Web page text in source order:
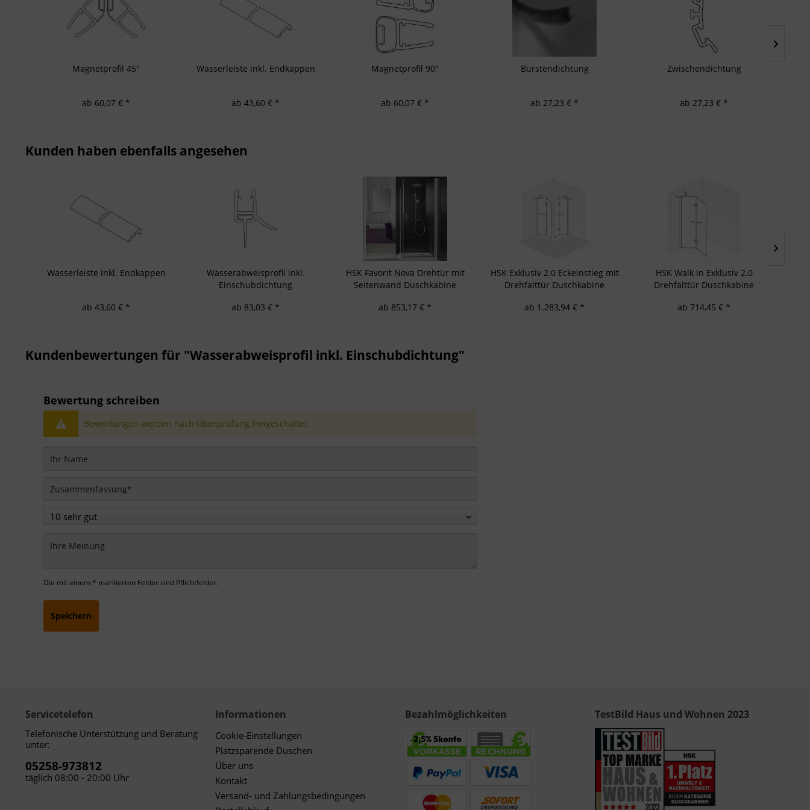
Magnetprofil 45°
ab 60,07 € *
Wasserleiste inkl. Endkappen
ab 43,60 € *
Magnetprofil 90°
ab 60,07 € *
Bürstendichtung
ab 27,23 € *
Zwischendichtung
ab 27,23 € *
Kunden haben ebenfalls angesehen
Wasserleiste inkl. Endkappen
ab 43,60 € *
Wasserabweisprofil inkl.
Einschubdichtung
ab 83,03 € *
HSK Favorit Nova Drehtür mit
Seitenwand Duschkabine
ab 853,17 € *
HSK Exklusiv 2.0 Eckeinstieg mit
Drehfalttür Duschkabine
ab 1.283,94 € *
HSK Walk In Exklusiv 2.0
Drehfalttür Duschkabine
ab 714,45 € *
Kundenbewertungen für "Wasserabweisprofil inkl. Einschubdichtung"
Bewertung schreiben
Bewertungen werden nach Überprüfung freigeschaltet.
Die mit einem * markierten Felder sind Pflichtfelder.
Speichern
Servicetelefon
Telefonische Unterstützung und Beratung
unter:
05258-973812
täglich 08:00 - 20:00 Uhr
Informationen
Cookie-Einstellungen
Platzsparende Duschen
Über uns
Kontakt
Versand- und Zahlungsbedingungen
Bezahlmöglichkeiten TestBild Haus und Wohnen 2023
Entwicklung und Verbesserung der Angebote
Verwendung reduzierter Daten zur Auswahl von Inhalten
Besondere Features:
Verwendung genauer Standortdaten
Endgeräteeigenschaften zur Identifikation aktiv abfragen